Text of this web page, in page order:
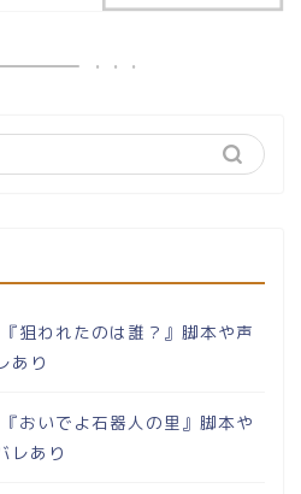
狙われたのは誰？』脚本や声
あり
おいでよ石器人の里』脚本や
レあり